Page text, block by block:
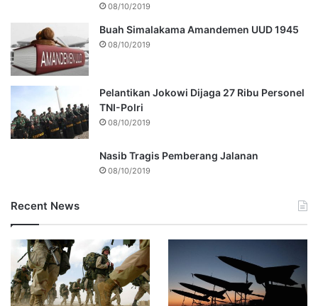
08/10/2019
Buah Simalakama Amandemen UUD 1945
08/10/2019
Pelantikan Jokowi Dijaga 27 Ribu Personel
TNI-Polri
08/10/2019
Nasib Tragis Pemberang Jalanan
08/10/2019
Recent News